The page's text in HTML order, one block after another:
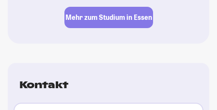
Mehr zum Studium in Essen
Kontakt